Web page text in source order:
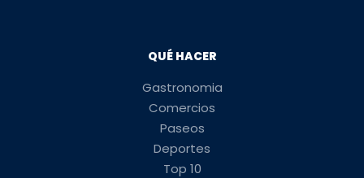
QUÉ HACER
Gastronomia
Comercios
Paseos
Deportes
Top 10